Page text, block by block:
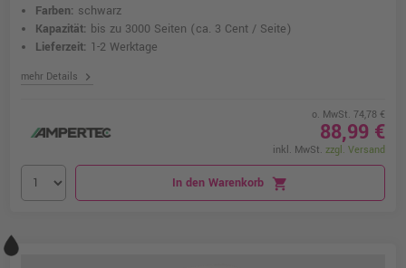
Farben: schwarz
Kapazität: bis zu 3000 Seiten (ca. 3 Cent / Seite)
Lieferzeit: 1-2 Werktage
mehr Details chevron_right
o. MwSt. 74,78 €
88,99 €
inkl. MwSt. zzgl. Versand
In den Warenkorb shopping_cart